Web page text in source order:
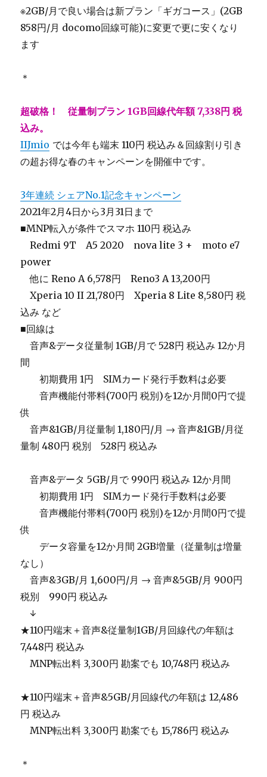
※2GB/月で良い場合は新プラン「ギガコース」(2GB
858円/月 docomo回線可能)に変更で更に安くなり
ます
＊
超破格！ 従量制プラン 1GB回線代年額 7,338円 税
込み。
IIJmio では今年も端末 110円 税込み＆回線割り引き
の超お得な春のキャンペーンを開催中です。
3年連続 シェアNo.1記念キャンペーン
2021年2月4日から3月31日まで
■MNP転入が条件でスマホ 110円 税込み
＿Redmi 9T A5 2020 nova lite 3 + moto e7
power
＿他に Reno A 6,578円 Reno3 A 13,200円
＿Xperia 10 II 21,780円 Xperia 8 Lite 8,580円 税
込み など
■回線は
＿音声&データ従量制 1GB/月で 528円 税込み 12か月
間
＿＿初期費用 1円 SIMカード発行手数料は必要
＿＿音声機能付帯料(700円 税別)を12か月間0円で提
供
＿音声&1GB/月従量制 1,180円/月 → 音声&1GB/月従
量制 480円 税別 528円 税込み
＿音声&データ 5GB/月で 990円 税込み 12か月間
＿＿初期費用 1円 SIMカード発行手数料は必要
＿＿音声機能付帯料(700円 税別)を12か月間0円で提
供
データ容量を12か月間 2GB増量（従量制は増量
なし）
＿音声&3GB/月 1,600円/月 → 音声&5GB/月 900円
税別 990円 税込み
↓
★110円端末＋音声&従量制1GB/月回線代の年額は
7,448円 税込み
＿MNP転出料 3,300円 勘案でも 10,748円 税込み
★110円端末＋音声&5GB/月回線代の年額は 12,486
円 税込み
＿MNP転出料 3,300円 勘案でも 15,786円 税込み
＊